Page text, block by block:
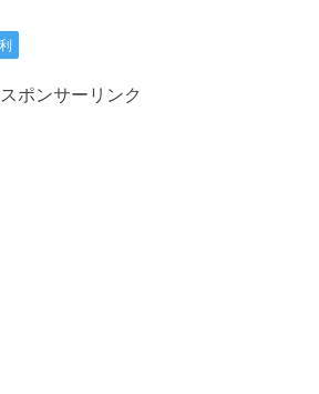
スポンサーリンク